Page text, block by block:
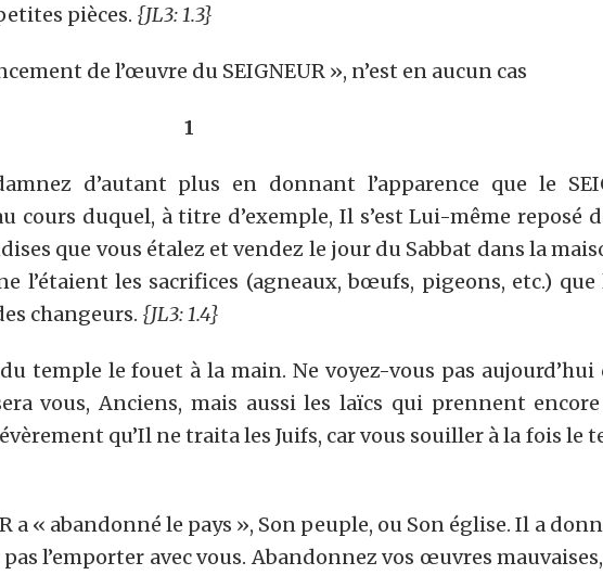
pièces. {JL3: 1.3}
de l’œuvre du SEIGNEUR », n’est en aucun cas
1
d’autant plus en donnant l’apparence que le
cours duquel, à titre d’exemple, Il s’est Lui-même reposé
que vous étalez et vendez le jour du Sabbat dans la
l’étaient les sacrifices (agneaux, bœufs, pigeons, etc.)
changeurs. {JL3: 1.4}
temple le fouet à la main. Ne voyez-vous pas aujourd’hui
vous, Anciens, mais aussi les laïcs qui prennent
qu’Il ne traita les Juifs, car vous souiller à la fois le
a « abandonné le pays », Son peuple, ou Son église. Il a
l’emporter avec vous. Abandonnez vos œuvres